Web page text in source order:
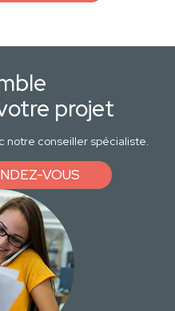
projet
notre conseiller spécialiste.
VOUS